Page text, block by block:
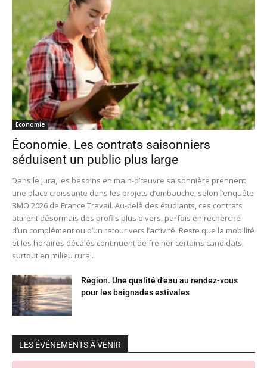
Economie
Économie. Les contrats saisonniers
séduisent un public plus large
Dans le Jura, les besoins en main-d’œuvre saisonnière prennent
une place croissante dans les projets d’embauche, selon l’enquête
BMO 2026 de France Travail. Au-delà des étudiants, ces contrats
attirent désormais des profils plus divers, parfois en recherche
d’un complément ou d’un retour vers l’activité. Reste que la mobilité
et les horaires décalés continuent de freiner certains candidats,
surtout en milieu rural.
Région. Une qualité d’eau au rendez-vous
pour les baignades estivales
LES ÉVÉNEMENTS À VENIR